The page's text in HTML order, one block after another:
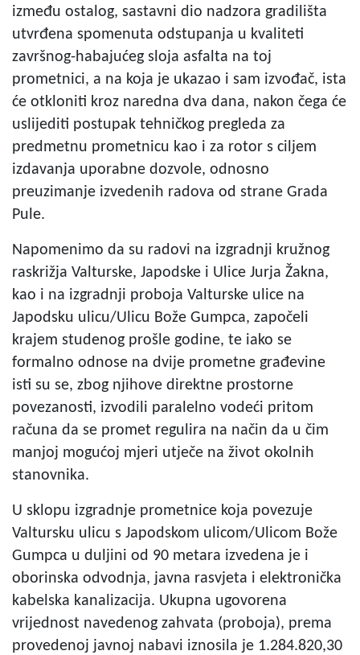
između ostalog, sastavni dio nadzora gradilišta
utvrđena spomenuta odstupanja u kvaliteti
završnog-habajućeg sloja asfalta na toj
prometnici, a na koja je ukazao i sam izvođač, ista
će otkloniti kroz naredna dva dana, nakon čega će
uslijediti postupak tehničkog pregleda za
predmetnu prometnicu kao i za rotor s ciljem
izdavanja uporabne dozvole, odnosno
preuzimanje izvedenih radova od strane Grada
Pule.
Napomenimo da su radovi na izgradnji kružnog
raskrižja Valturske, Japodske i Ulice Jurja Žakna,
kao i na izgradnji proboja Valturske ulice na
Japodsku ulicu/Ulicu Bože Gumpca, započeli
krajem studenog prošle godine, te iako se
formalno odnose na dvije prometne građevine
isti su se, zbog njihove direktne prostorne
povezanosti, izvodili paralelno vodeći pritom
računa da se promet regulira na način da u čim
manjoj mogućoj mjeri utječe na život okolnih
stanovnika.
U sklopu izgradnje prometnice koja povezuje
Valtursku ulicu s Japodskom ulicom/Ulicom Bože
Gumpca u duljini od 90 metara izvedena je i
oborinska odvodnja, javna rasvjeta i elektronička
kabelska kanalizacija. Ukupna ugovorena
vrijednost navedenog zahvata (proboja), prema
provedenoj javnoj nabavi iznosila je 1.284.820,30